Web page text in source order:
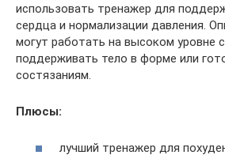
использовать тренажер для
сердца и нормализации давления.
могут работать на высоком уровне
поддерживать тело в форме или
состязаниям.
Плюсы:
лучший тренажер для